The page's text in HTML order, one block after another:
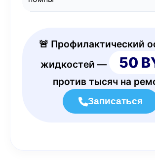
🚨 Профилактический
жидкостей —
50
против тысяч на
Записаться